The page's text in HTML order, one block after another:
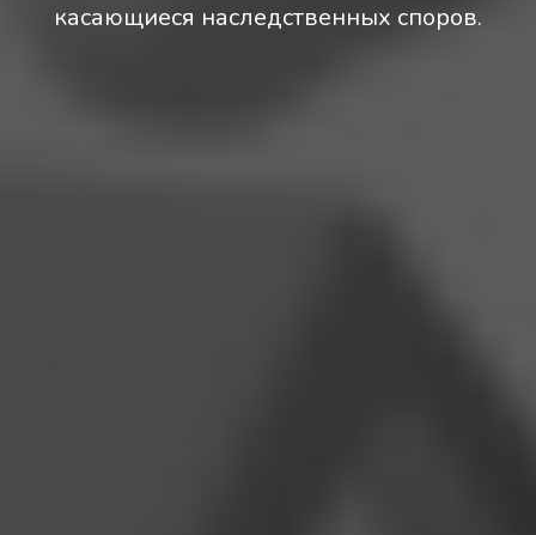
касающиеся наследственных споров.